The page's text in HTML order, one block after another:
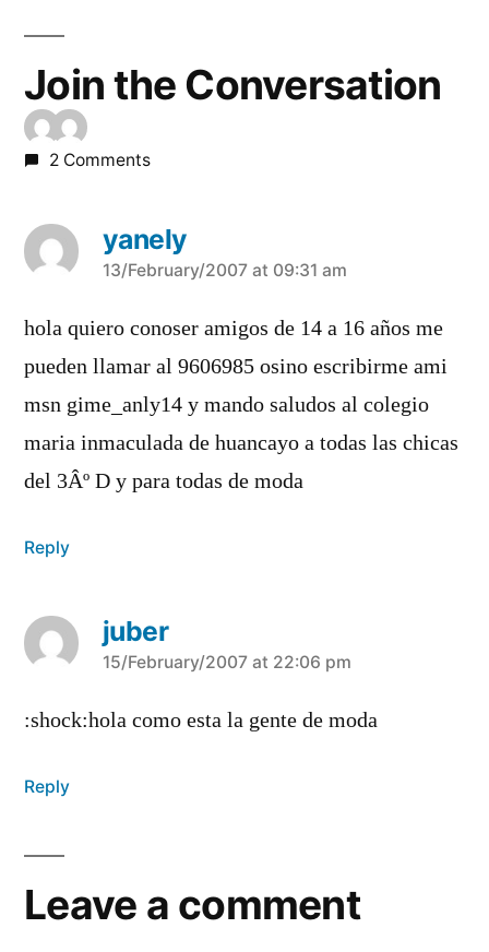
Join the Conversation
2 Comments
yanely
says:
13/February/2007 at 09:31 am
hola quiero conoser amigos de 14 a 16 años me
pueden llamar al 9606985 osino escribirme ami
msn gime_anly14 y mando saludos al colegio
maria inmaculada de huancayo a todas las chicas
del 3Âº D y para todas de moda
Reply
juber
says:
15/February/2007 at 22:06 pm
:shock:hola como esta la gente de moda
Reply
Leave a comment